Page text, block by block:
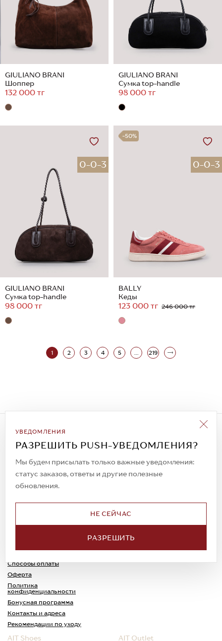
GIULIANO BRANI
Шоппер
132 000 тг
GIULIANO BRANI
Сумка top-handle
98 000 тг
0-0-3
GIULIANO BRANI
Сумка top-handle
98 000 тг
-50%
0-0-3
BALLY
Кеды
123 000 тг 246 000 тг
1 2 3 4 5 ... 219
УВЕДОМЛЕНИЯ
РАЗРЕШИТЬ PUSH-УВЕДОМЛЕНИЯ?
Мы будем присылать только важные уведомления:
статус заказов, ответы и другие полезные
обновления.
НЕ СЕЙЧАС
РАЗРЕШИТЬ
Подписаться на рассылку
Всегда будьте в курсе новых акций и
спецпредложений!
© 2023. AIT Shoes
Все права защищены
Доставка
Способы оплаты
Оферта
Политика
конфиденциальности
Обмен и возврат
Каспи-Ред
Бонусная программа
Контакты и адреса
Рекомендации по уходу
AIT Shoes AIT Outlet